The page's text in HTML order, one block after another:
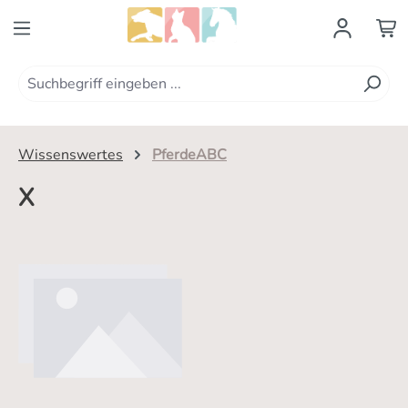
Zum Hauptinhalt springen
Wissenswertes PferdeABC
X